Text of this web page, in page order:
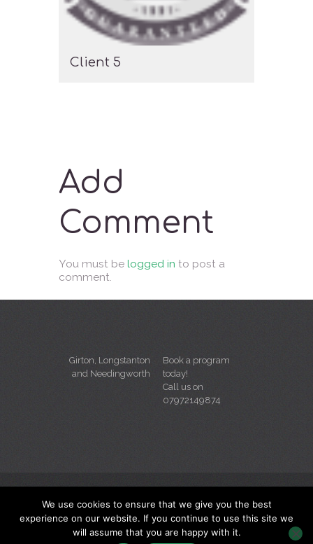
Client 5
Add
Comment
You must be logged in to post a
comment.
Girton, Longstanton
and Needingworth
Book a program
today!
Call us on
07972149874
Game Set Tennis © 2026 All Rights Reserved |
We use cookies to ensure that we give you the best
experience on our website. If you continue to use this site we
will assume that you are happy with it.